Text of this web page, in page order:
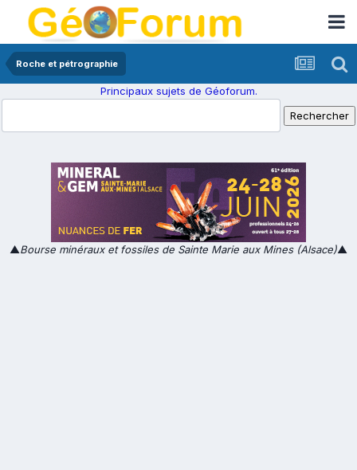
Roche et pétrographie
Principaux sujets de Géoforum.
▲Bourse minéraux et fossiles de Sainte Marie aux Mines (Alsace)▲